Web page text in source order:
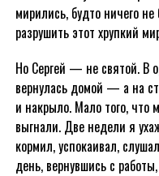
мирились, будто ничего
разрушить этот хрупкий
Но Сергей — не святой. В
вернулась домой — а на
и накрыло. Мало того, что
выгнали. Две недели я
кормил, успокаивал,
день, вернувшись с